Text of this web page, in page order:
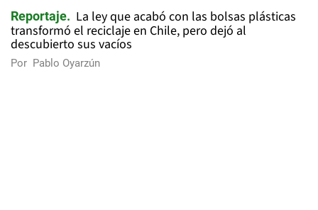
Reportaje
La ley que acabó con las bolsas plásticas
transformó el reciclaje en Chile, pero dejó al
descubierto sus vacíos
Por Pablo Oyarzún